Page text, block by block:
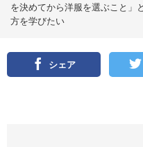
を決めてから洋服を選ぶこと」
方を学びたい
シェア